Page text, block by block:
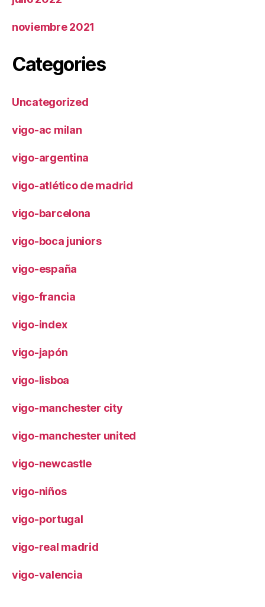
noviembre 2021
Categories
Uncategorized
vigo-ac milan
vigo-argentina
vigo-atlético de madrid
vigo-barcelona
vigo-boca juniors
vigo-españa
vigo-francia
vigo-index
vigo-japón
vigo-lisboa
vigo-manchester city
vigo-manchester united
vigo-newcastle
vigo-niños
vigo-portugal
vigo-real madrid
vigo-valencia